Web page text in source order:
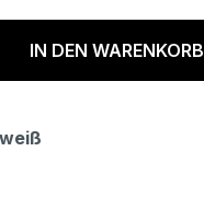
IN DEN WARENKORB